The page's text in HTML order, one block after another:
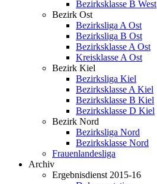
Bezirksklasse B West
Bezirk Ost
Bezirksliga A Ost
Bezirksliga B Ost
Bezirksklasse A Ost
Kreisklasse A Ost
Bezirk Kiel
Bezirksliga Kiel
Bezirksklasse A Kiel
Bezirksklasse B Kiel
Bezirksklasse D Kiel
Bezirk Nord
Bezirksliga Nord
Bezirksklasse Nord
Frauenlandesliga
Archiv
Ergebnisdienst 2015-16